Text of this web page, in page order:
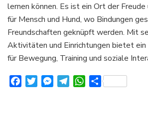
lernen können. Es ist ein Ort der
für Mensch und Hund, wo Bindungen
Freundschaften geknüpft werden. Mit
Aktivitäten und Einrichtungen bietet
für Bewegung, Training und soziale
FacebookTwitterMessenger
TelegramWhatsApp
Teilen